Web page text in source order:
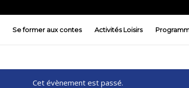
Se former aux contes Activités Loisirs
Cet évènement est passé.